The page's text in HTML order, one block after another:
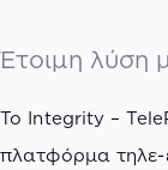
Έτοιμη λύση
Το Integrity –
πλατφόρμα τηλε-